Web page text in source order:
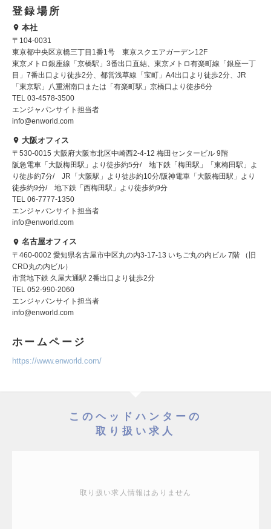
登録場所
本社
〒104-0031
東京都中央区京橋三丁目1番1号 東京スクエアガーデン12F
東京メトロ銀座線「京橋駅」3番出口直結、東京メトロ有楽町線「銀座一丁
目」7番出口より徒歩2分、都営浅草線「宝町」A4出口より徒歩2分、JR
「東京駅」八重洲南口または「有楽町駅」京橋口より徒歩6分
TEL 03-4578-3500
エンジャパンサイト担当者
info@enworld.com
大阪オフィス
〒530-0015 大阪府大阪市北区中崎西2-4-12 梅田センタービル 9階
阪急電車「大阪梅田駅」より徒歩約5分/ 地下鉄「梅田駅」「東梅田駅」よ
り徒歩約7分/ JR「大阪駅」より徒歩約10分/阪神電車「大阪梅田駅」より
徒歩約9分/ 地下鉄「西梅田駅」より徒歩約9分
TEL 06-7777-1350
エンジャパンサイト担当者
info@enworld.com
名古屋オフィス
〒460-0002 愛知県名古屋市中区丸の内3-17-13 いちご丸の内ビル 7階 （旧
CRD丸の内ビル）
市営地下鉄 久屋大通駅 2番出口より徒歩2分
TEL 052-990-2060
エンジャパンサイト担当者
info@enworld.com
ホームページ
https://www.enworld.com/
このヘッドハンターの
取り扱い求人
取り扱い求人情報はありません